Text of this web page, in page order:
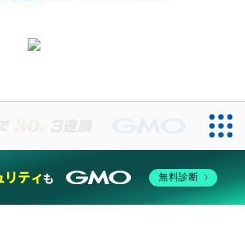
無料診断